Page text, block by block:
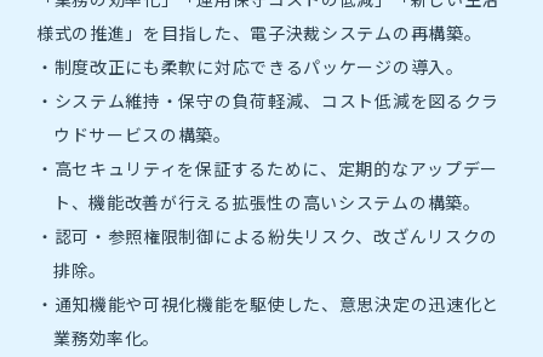
求める人物像
新卒採用
募集要項・選考フロー
2027年度マイページ
2028年度マイページ
様式の推進」を目指した、電子決裁システムの再構築。
・制度改正にも柔軟に対応できるパッケージの導入。
・システム維持・保守の負荷軽減、コスト低減を図るクラ
ウドサービスの構築。
・高セキュリティを保証するために、定期的なアップデー
ト、機能改善が行える拡張性の高いシステムの構築。
・認可・参照権限制御による紛失リスク、改ざんリスクの
排除。
・通知機能や可視化機能を駆使した、意思決定の迅速化と
業務効率化。